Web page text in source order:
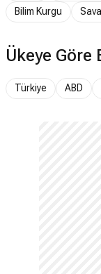
Bilim Kurgu
Ükeye Göre
Türkiye ABD